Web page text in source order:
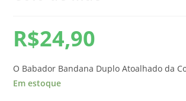
R$24,90
O Babador Bandana Duplo Atoalhado da
Em estoque